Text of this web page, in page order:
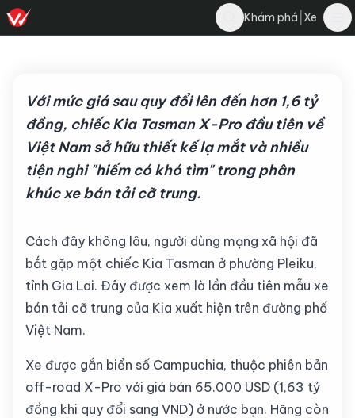
Khám phá Xe
4 tháng 1, 2026·6 phút đọc· 6K
Bình luận
Với mức giá sau quy đổi lên đến hơn 1,6 tỷ
đồng, chiếc Kia Tasman X-Pro đầu tiên về
Việt Nam sở hữu thiết kế lạ mắt và nhiều
tiện nghi "hiếm có khó tìm" trong phân
khúc xe bán tải cỡ trung.
Cách đây không lâu, người dùng mạng xã hội đã
bắt gặp một chiếc Kia Tasman ở phường Pleiku,
tỉnh Gia Lai. Đây được xem là lần đầu tiên mẫu xe
bán tải cỡ trung của Kia xuất hiện trên đường phố
Việt Nam.
Xe được gắn biển số Campuchia, thuộc phiên bản
off-road X-Pro với giá bán 65.000 USD (1,63 tỷ
đồng khi quy đổi sang VND) ở nước bạn. Hãng còn